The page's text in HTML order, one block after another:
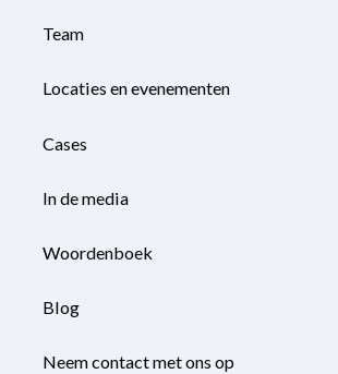
Team
Locaties en evenementen
Cases
In de media
Woordenboek
Blog
Neem contact met ons op